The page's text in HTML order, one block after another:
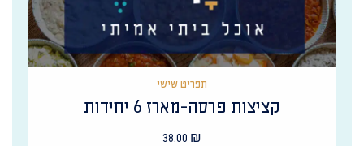
תפריט שישי
קציצות פרסה-מארז 6 יחידות
38.00 ₪